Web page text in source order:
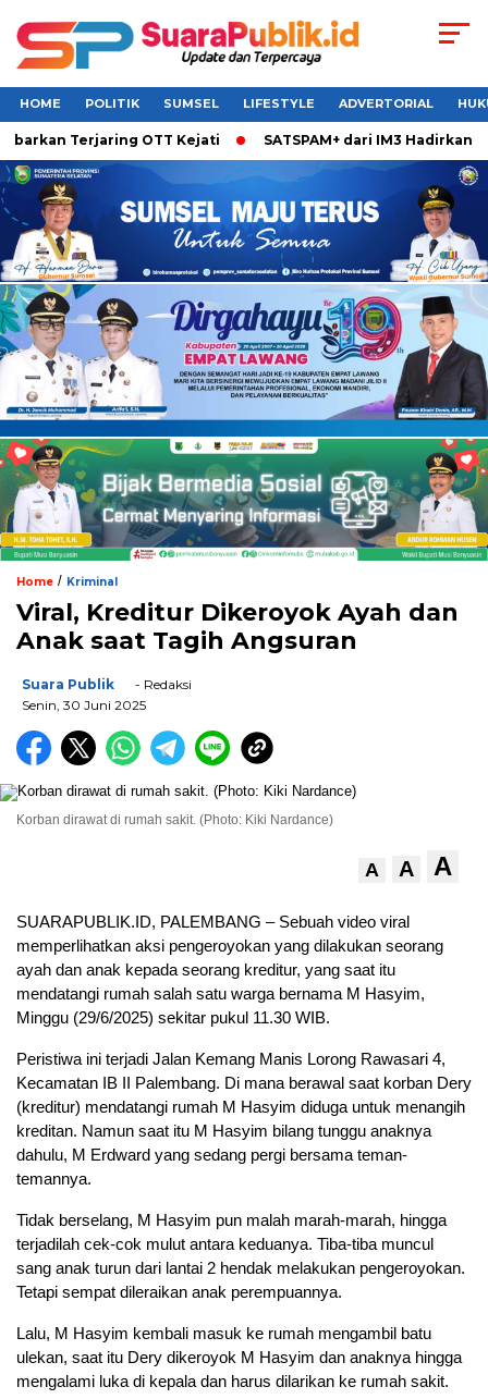
HOME POLITIK SUMSEL LIFESTYLE ADVERTORIAL
Terjaring OTT Kejati SATSPAM+ dari IM3 Hadirkan
Home / Kriminal
Viral, Kreditur Dikeroyok Ayah dan
Anak saat Tagih Angsuran
Suara Publik
- Redaksi
Senin, 30 Juni 2025
Korban dirawat di rumah sakit. (Photo: Kiki Nardance)
A A A
SUARAPUBLIK.ID, PALEMBANG – Sebuah video viral
memperlihatkan aksi pengeroyokan yang dilakukan seorang
ayah dan anak kepada seorang kreditur, yang saat itu
mendatangi rumah salah satu warga bernama M Hasyim,
Minggu (29/6/2025) sekitar pukul 11.30 WIB.
Peristiwa ini terjadi Jalan Kemang Manis Lorong Rawasari 4,
Kecamatan IB II Palembang. Di mana berawal saat korban Dery
(kreditur) mendatangi rumah M Hasyim diduga untuk menangih
kreditan. Namun saat itu M Hasyim bilang tunggu anaknya
dahulu, M Erdward yang sedang pergi bersama teman-
temannya.
Tidak berselang, M Hasyim pun malah marah-marah, hingga
terjadilah cek-cok mulut antara keduanya. Tiba-tiba muncul
sang anak turun dari lantai 2 hendak melakukan pengeroyokan.
Tetapi sempat dileraikan anak perempuannya.
Lalu, M Hasyim kembali masuk ke rumah mengambil batu
ulekan, saat itu Dery dikeroyok M Hasyim dan anaknya hingga
mengalami luka di kepala dan harus dilarikan ke rumah sakit.